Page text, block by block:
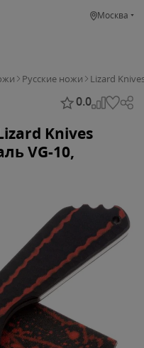
Москва
Русские ножи Lizard
0.0
Knives
VG-10,